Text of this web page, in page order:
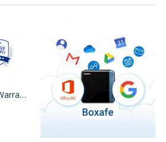
TS-855X-8G Complete Warranty Pack